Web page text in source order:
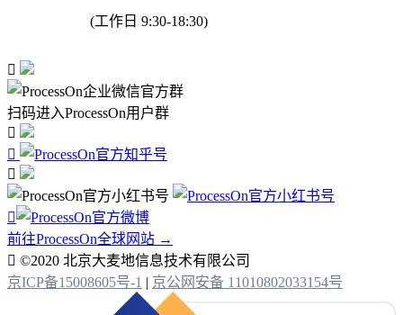
(工作日 9:30-18:30)

扫码进入ProcessOn用户群




前往ProcessOn全球网站 →
 ©2020 北京大麦地信息技术有限公司
京ICP备15008605号-1 | 京公网安备 11010802033154号